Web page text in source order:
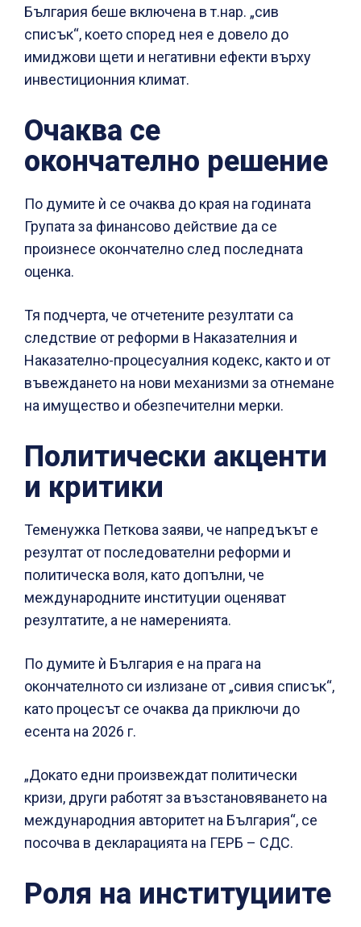
България беше включена в т.нар. „сив
списък“, което според нея е довело до
имиджови щети и негативни ефекти върху
инвестиционния климат.
Очаква се
окончателно решение
По думите ѝ се очаква до края на годината
Групата за финансово действие да се
произнесе окончателно след последната
оценка.
Тя подчерта, че отчетените резултати са
следствие от реформи в Наказателния и
Наказателно-процесуалния кодекс, както и от
въвеждането на нови механизми за отнемане
на имущество и обезпечителни мерки.
Политически акценти
и критики
Теменужка Петкова заяви, че напредъкът е
резултат от последователни реформи и
политическа воля, като допълни, че
международните институции оценяват
резултатите, а не намеренията.
По думите ѝ България е на прага на
окончателното си излизане от „сивия списък“,
като процесът се очаква да приключи до
есента на 2026 г.
„Докато едни произвеждат политически
кризи, други работят за възстановяването на
международния авторитет на България“, се
посочва в декларацията на ГЕРБ – СДС.
Роля на институциите